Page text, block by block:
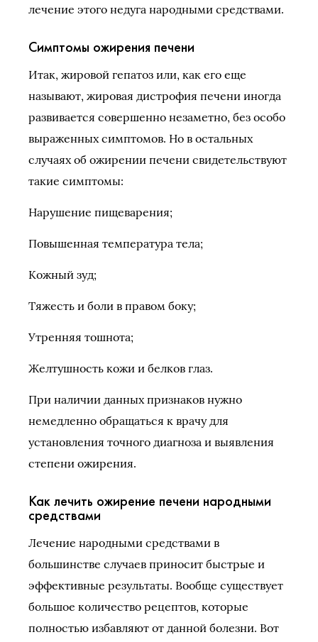
лечение этого недуга народными средствами.
Симптомы ожирения печени
Итак, жировой гепатоз или, как его еще
называют, жировая дистрофия печени иногда
развивается совершенно незаметно, без особо
выраженных симптомов. Но в остальных
случаях об ожирении печени свидетельствуют
такие симптомы:
Нарушение пищеварения;
Повышенная температура тела;
Кожный зуд;
Тяжесть и боли в правом боку;
Утренняя тошнота;
Желтушность кожи и белков глаз.
При наличии данных признаков нужно
немедленно обращаться к врачу для
установления точного диагноза и выявления
степени ожирения.
Как лечить ожирение печени народными
средствами
Лечение народными средствами в
большинстве случаев приносит быстрые и
эффективные результаты. Вообще существует
большое количество рецептов, которые
полностью избавляют от данной болезни. Вот